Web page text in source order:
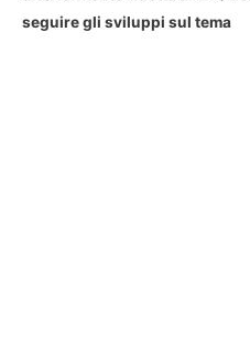
seguire gli sviluppi sul tema